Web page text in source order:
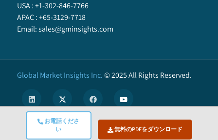
お電話くださ
い
無料のPDFをダウンロード
USA :+1-302-846-7766
APAC :+65-3129-7718
Email:sales@gminsights.com
Global Market Insights Inc.©2025All Rights Reserved.
We use cookies to enhance user experience. (Privacy Policy